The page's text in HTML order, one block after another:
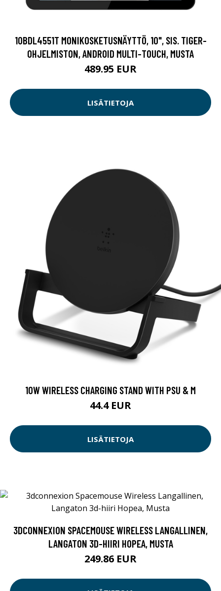
10BDL4551T MONIKOSKETUSNÄYTTÖ, 10", SIS. TIGER-
OHJELMISTON, ANDROID MULTI-TOUCH, MUSTA
489.95 EUR
LISÄTIETOJA
10W WIRELESS CHARGING STAND WITH PSU & M
44.4 EUR
LISÄTIETOJA
3DCONNEXION SPACEMOUSE WIRELESS LANGALLINEN,
LANGATON 3D-HIIRI HOPEA, MUSTA
249.86 EUR